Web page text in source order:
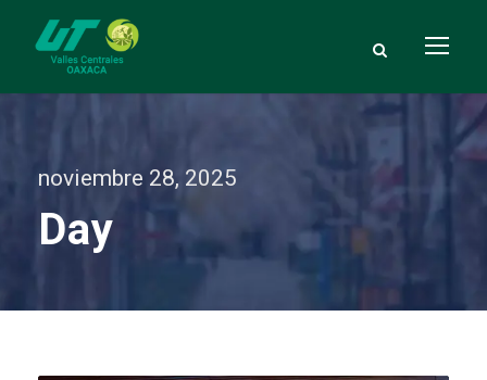
noviembre 28, 2025
Day